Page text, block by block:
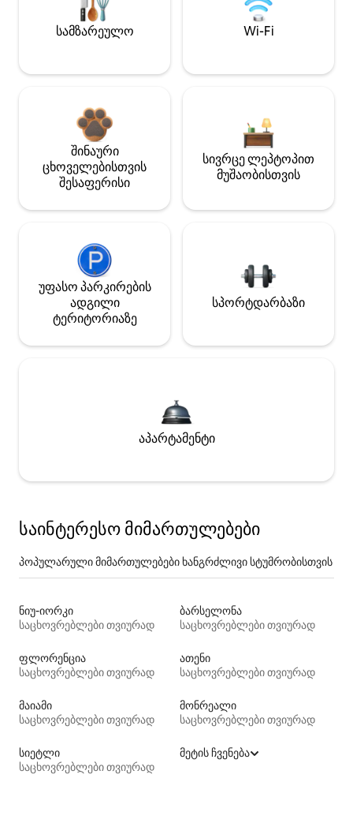
სამზარეულო Wi-Fi
შინაური
ცხოველებისთვის
შესაფერისი
სივრცე ლეპტოპით
მუშაობისთვის
უფასო პარკირების
ადგილი
ტერიტორიაზე
სპორტდარბაზი
აპარტამენტი
საინტერესო მიმართულებები
პოპულარული მიმართულებები ხანგრძლივი სტუმრობისთვის
ნიუ-იორკი
საცხოვრებლები თვიურად
ბარსელონა
საცხოვრებლები თვიურად
ფლორენცია
საცხოვრებლები თვიურად
ათენი
საცხოვრებლები თვიურად
მაიამი
საცხოვრებლები თვიურად
მონრეალი
საცხოვრებლები თვიურად
სიეტლი
საცხოვრებლები თვიურად
მეტის ჩვენება